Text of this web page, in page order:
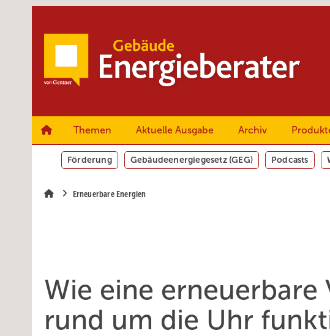
Themen Aktuelle Ausgabe Archiv
Förderung Gebäudeenergiegesetz (GEG) Podcasts
Erneuerbare Energien
Wie eine erneuerbare
rund um die Uhr